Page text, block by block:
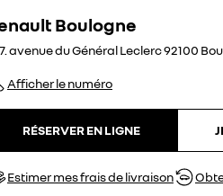
Boulogne
avenue du Général Leclerc92100
Afficher le numéro
RÉSERVER EN LIGNE
Estimer mes frais de livraison